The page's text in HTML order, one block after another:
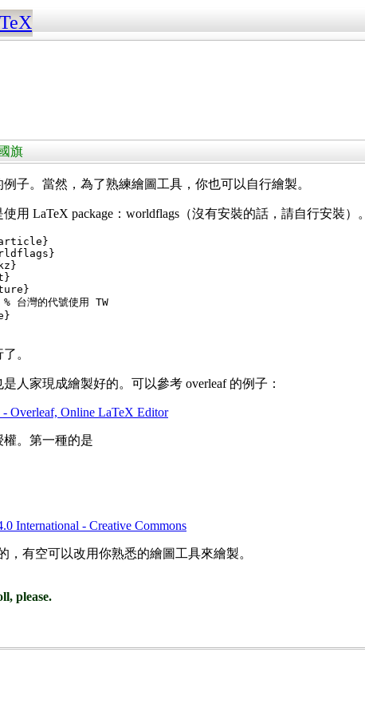
TeX
旗
子。當然，為了熟練繪圖工具，你也可以自行繪製。
用 LaTeX package： worldflags（沒有安裝的話，請自行安裝）。
灣的代號使用 TW
。
人家現成繪製好的。可以參考 overleaf 的例子：
- Overleaf, Online LaTeX Editor
。第一種的是
International - Creative Commons
，有空可以改用你熟悉的繪圖工具來繪製。
please.